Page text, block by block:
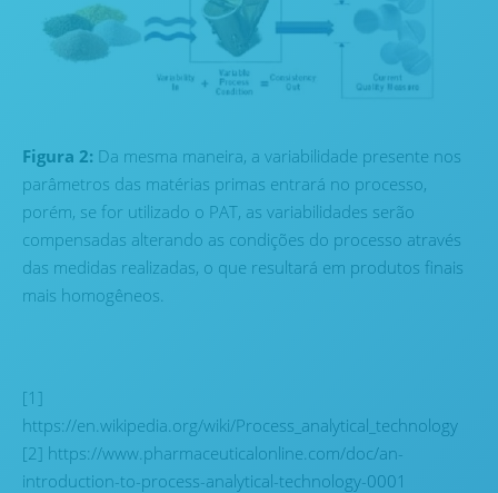
Figura 2: Da mesma maneira, a variabilidade presente nos
parâmetros das matérias primas entrará no processo,
porém, se for utilizado o PAT, as variabilidades serão
compensadas alterando as condições do processo através
das medidas realizadas, o que resultará em produtos finais
mais homogêneos.
[1]
https://en.wikipedia.org/wiki/Process_analytical_technology
[2] https://www.pharmaceuticalonline.com/doc/an-
introduction-to-process-analytical-technology-0001